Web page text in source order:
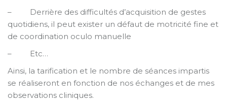
– Derrière des difficultés d’acquisition de gestes
quotidiens, il peut exister un défaut de motricité fine et
de coordination oculo manuelle
– Etc…
Ainsi, la tarification et le nombre de séances impartis
se réaliseront en fonction de nos échanges et de mes
observations cliniques.